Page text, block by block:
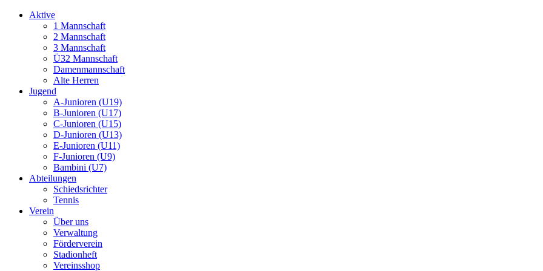
Aktive
1 Mannschaft
2 Mannschaft
3 Mannschaft
Ü32 Mannschaft
Damenmannschaft
Alte Herren
Jugend
A-Junioren (U19)
B-Junioren (U17)
C-Junioren (U15)
D-Junioren (U13)
E-Junioren (U11)
F-Junioren (U9)
Bambini (U7)
Abteilungen
Schiedsrichter
Tennis
Verein
Über uns
Verwaltung
Förderverein
Stadionheft
Vereinsshop